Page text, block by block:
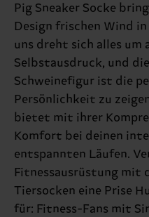
Pig Sneaker Socke
Design frischen Wind
uns dreht sich alles um
Selbstausdruck, und
Schweinefigur ist die
Persönlichkeit zu
bietet mit ihrer
Komfort bei deinen
entspannten Läufen.
Fitnessausrüstung mit
Tiersocken eine Prise
für: Fitness-Fans mit